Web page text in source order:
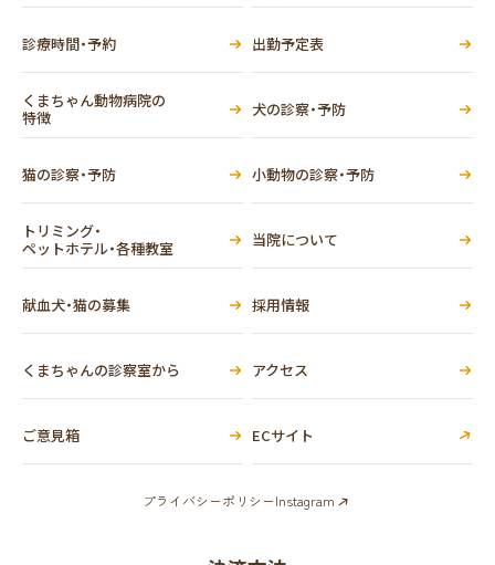
診療時間・予約 出勤予定表
くまちゃん動物病院の
特徴
犬の診察・予防
猫の診察・予防 小動物の診察・予防
トリミング・
ペットホテル・各種教室
当院について
献血犬・猫の募集 採用情報
くまちゃんの診察室から アクセス
ご意見箱 ECサイト
プライバシーポリシーInstagram